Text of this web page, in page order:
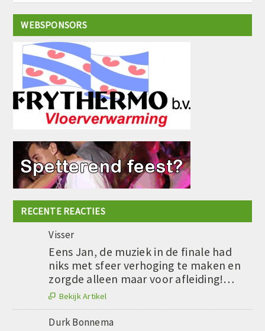
WEBSPONSORS
RECENTE REACTIES
Visser
Eens Jan, de muziek in de finale had
niks met sfeer verhoging te maken en
zorgde alleen maar voor afleiding!…
 Bekijk Artikel
Durk Bonnema